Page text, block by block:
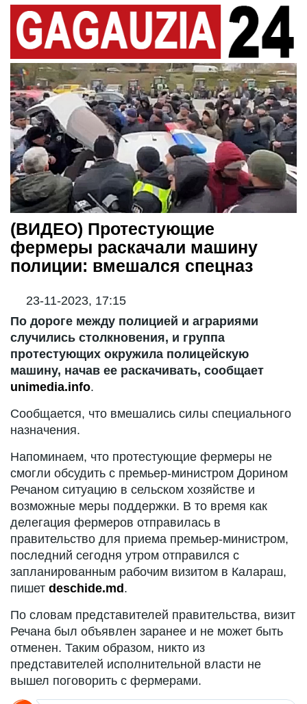
(ВИДЕО) Протестующие
фермеры раскачали машину
полиции: вмешался спецназ
23-11-2023, 17:15
По дороге между полицией и аграриями
случились столкновения, и группа
протестующих окружила полицейскую
машину, начав ее раскачивать, сообщает
unimedia.info.
Сообщается, что вмешались силы специального
назначения.
Напоминаем, что протестующие фермеры не
смогли обсудить с премьер-министром Дорином
Речаном ситуацию в сельском хозяйстве и
возможные меры поддержки. В то время как
делегация фермеров отправилась в
правительство для приема премьер-министром,
последний сегодня утром отправился с
запланированным рабочим визитом в Калараш,
пишет deschide.md.
По словам представителей правительства, визит
Речана был объявлен заранее и не может быть
отменен. Таким образом, никто из
представителей исполнительной власти не
вышел поговорить с фермерами.